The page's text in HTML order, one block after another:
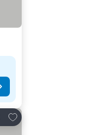
Hozzáadás a kedvencekhez